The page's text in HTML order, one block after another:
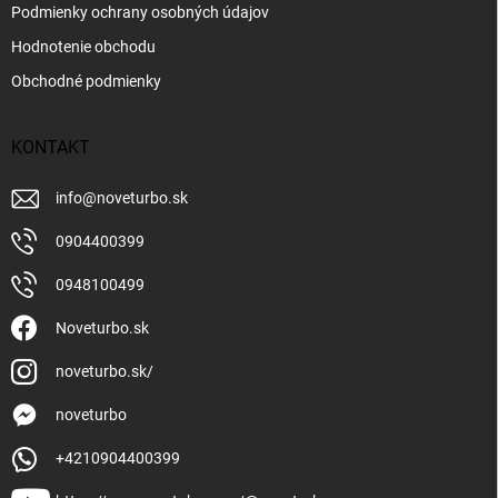
Podmienky ochrany osobných údajov
Hodnotenie obchodu
Obchodné podmienky
KONTAKT
info@noveturbo.sk
0904400399
0948100499
Noveturbo.sk
noveturbo.sk/
noveturbo
+4210904400399